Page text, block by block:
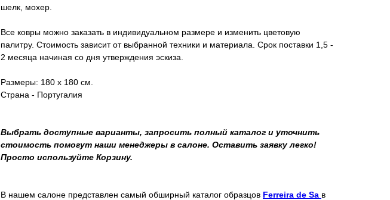
шелк, мохер.
Все ковры можно заказать в индивидуальном размере и изменить цветовую
палитру. Стоимость зависит от выбранной техники и материала. Срок поставки 1,5 -
2 месяца начиная со дня утверждения эскиза.
Размеры: 180 х 180 см.
Страна - Португалия
Выбрать доступные варианты, запросить полный каталог и уточнить
стоимость помогут наши менеджеры в салоне. Оставить заявку легко!
Просто используйте Корзину.
В нашем салоне представлен самый обширный каталог образцов Ferreira de Sa в